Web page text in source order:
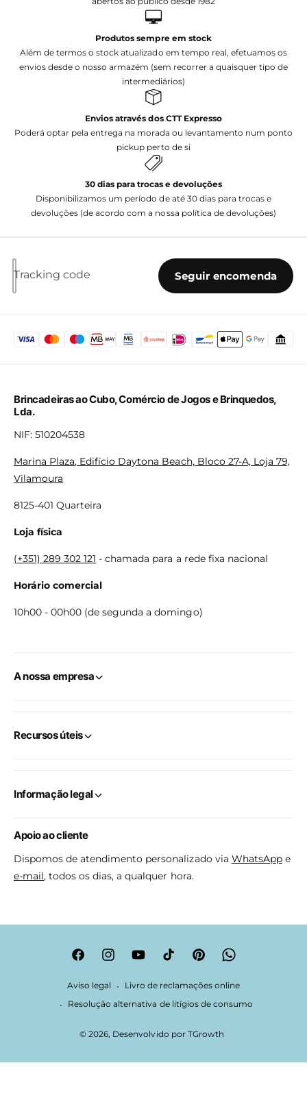
Produtos sempre em stock
Além de termos o stock atualizado em tempo real, efetuamos os
envios desde o nosso armazém (sem recorrer a quaisquer tipo de
intermediários)
Envios através dos CTT Expresso
Poderá optar pela entrega na morada ou levantamento num ponto
pickup perto de si
30 dias para trocas e devoluções
Disponibilizamos um período de até 30 dias para trocas e
devoluções (de acordo com a nossa política de devoluções)
Tracking code Seguir encomenda
Brincadeiras ao Cubo, Comércio de Jogos e Brinquedos,
Lda.
NIF: 510204538
Marina Plaza, Edifício Daytona Beach, Bloco 27-A, Loja 79,
Vilamoura
8125-401 Quarteira
Loja física
(+351) 289 302 121 - chamada para a rede fixa nacional
Horário comercial
10h00 - 00h00 (de segunda a domingo)
A nossa empresa
Recursos úteis
Informação legal
Apoio ao cliente
Dispomos de atendimento personalizado via WhatsAppe
e-mail, todos os dias, a qualquer hora.
© 2026, Desenvolvido por TGrowth
Aviso legal
Livro de reclamações online
Resolução alternativa de litígios de consumo
F
a
c
I
n
s
a
Y
o
u
u
T
i
k
o
P
i
n
e
W
h
a
s